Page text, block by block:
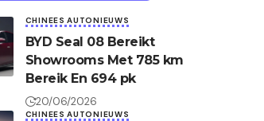
CHINEES AUTONIEUWS
BYD Seal 08 Bereikt
Showrooms Met 785 km
Bereik En 694 pk
20/06/2026
CHINEES AUTONIEUWS